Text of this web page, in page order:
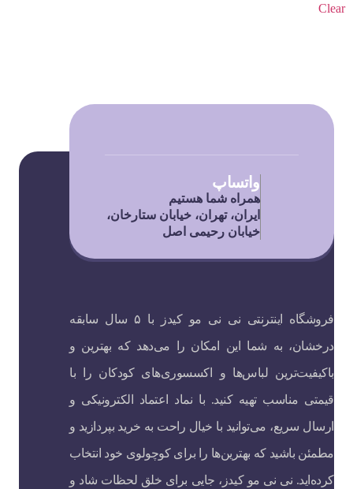
Clear
ایران، تهران، خیابان ستارخان،
خیابان رحیمی اصل
واتساپ
همراه شما هستیم
فروشگاه اینترنتی نی نی مو کیدز با ۵ سال سابقه
درخشان، به شما این امکان را می‌دهد که بهترین و
باکیفیت‌ترین لباس‌ها و اکسسوری‌های کودکان را با
قیمتی مناسب تهیه کنید. با نماد اعتماد الکترونیکی و
ارسال سریع، می‌توانید با خیال راحت به خرید بپردازید و
مطمئن باشید که بهترین‌ها را برای کوچولوی خود انتخاب
کرده‌اید. نی نی مو کیدز، جایی برای خلق لحظات شاد و